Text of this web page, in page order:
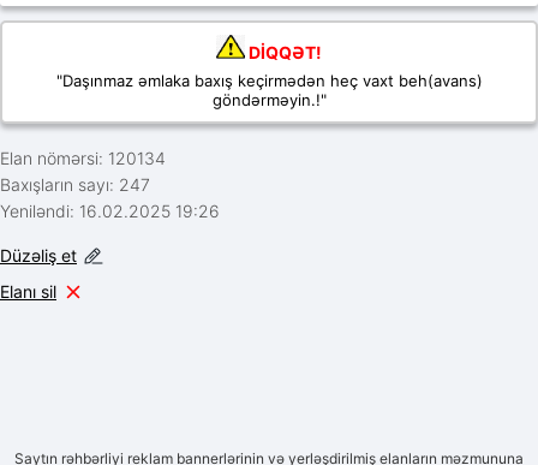
DİQQƏT!
"Daşınmaz əmlaka baxış keçirmədən heç vaxt beh(avans)
göndərməyin.!"
Elan nömərsi: 120134
Baxışların sayı: 247
Yeniləndi: 16.02.2025 19:26
Düzəliş et
Elanı sil
Saytın rəhbərliyi reklam bannerlərinin və yerləşdirilmiş elanların məzmununa